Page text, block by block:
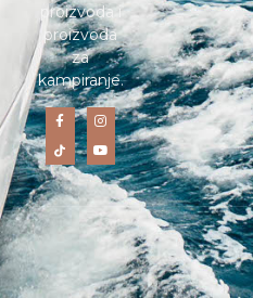
proizvoda i
proizvoda
za
kampiranje.